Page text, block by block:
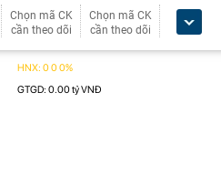
Chọn mã CK
cần theo dõi
Chọn mã CK
cần theo dõi